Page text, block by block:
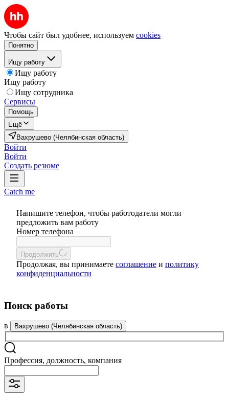
Чтобы сайт был удобнее, используем cookies
Понятно
Ищу работу
Ищу работу
Ищу работу
Ищу сотрудника
Сервисы
Помощь
Ещё
Вахрушево (Челябинская область)
Войти
Войти
Создать резюме
Catch me
Напишите телефон, чтобы работодатели могли
предложить вам работу
Номер телефона
Продолжить
Продолжая, вы принимаете соглашение и политику
конфиденциальности
Поиск работы
в Вахрушево (Челябинская область)
Профессия, должность, компания